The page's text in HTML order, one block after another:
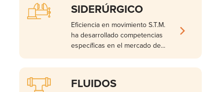
SIDERÚRGICO
Eficiencia en movimiento S.T.M.
ha desarrollado competencias
específicas en el mercado de...
FLUIDOS